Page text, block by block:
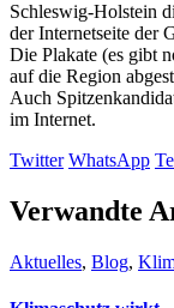
Schleswig-Holstein
der Internetseite der
Die Plakate (es gibt
auf die Region
Auch
im Internet.
Twitter WhatsApp
Verwandte
Aktuelles, Blog,